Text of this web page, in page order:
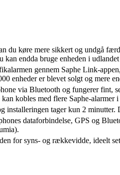
du køre mere sikkert og undgå
endda bruge enheden i
gennem Saphe Link-
enheder er blevet solgt og mere
via Bluetooth og fungerer fint,
kobles med flere Saphe-alarmer
installeringen tager kun 2 minutter.
dataforbindelse, GPS og
for syns- og rækkevidde, ideelt